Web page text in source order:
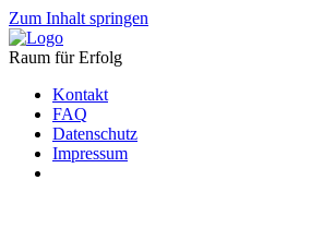
Zum Inhalt springen
Raum für Erfolg
Kontakt
FAQ
Datenschutz
Impressum